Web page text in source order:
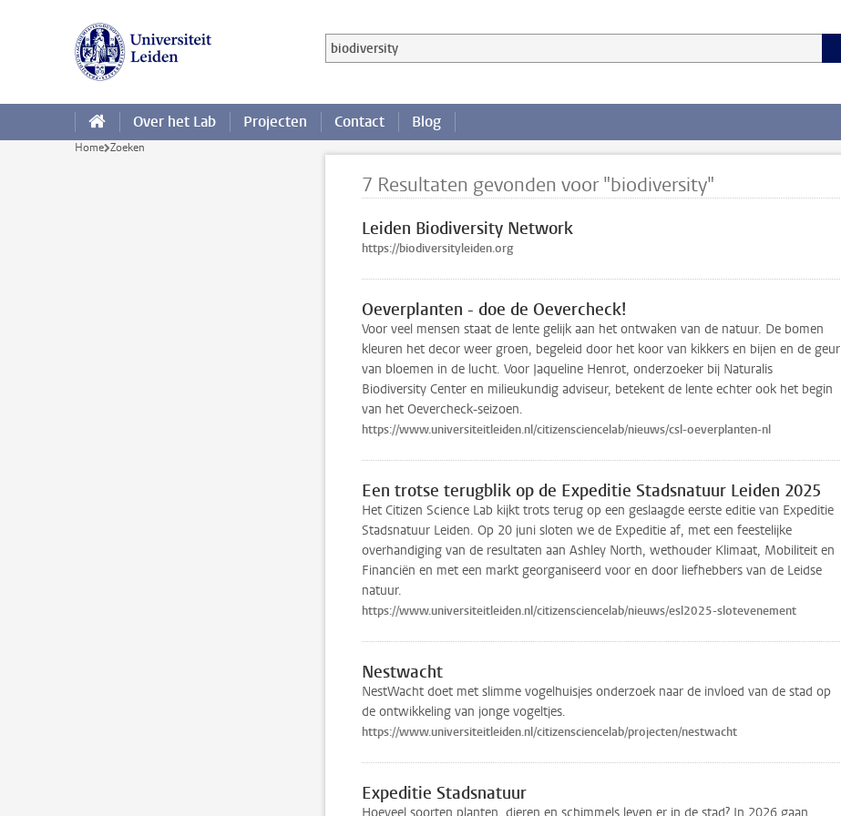
Zoek in deze website
Zoekterm
Over het Lab Projecten Contact Blog
Home Zoeken
7 Resultaten gevonden voor "biodiversity"
Leiden Biodiversity Network
https://biodiversityleiden.org
Oeverplanten - doe de Oevercheck!
Voor veel mensen staat de lente gelijk aan het ontwaken van de natuur. De bomen
kleuren het decor weer groen, begeleid door het koor van kikkers en bijen en de geur
van bloemen in de lucht. Voor Jaqueline Henrot, onderzoeker bij Naturalis
Biodiversity Center en milieukundig adviseur, betekent de lente echter ook het begin
van het Oevercheck-seizoen.
https://www.universiteitleiden.nl/citizensciencelab/nieuws/csl-oeverplanten-nl
Een trotse terugblik op de Expeditie Stadsnatuur Leiden 2025
Het Citizen Science Lab kijkt trots terug op een geslaagde eerste editie van Expeditie
Stadsnatuur Leiden. Op 20 juni sloten we de Expeditie af, met een feestelijke
overhandiging van de resultaten aan Ashley North, wethouder Klimaat, Mobiliteit en
Financiën en met een markt georganiseerd voor en door liefhebbers van de Leidse
natuur.
https://www.universiteitleiden.nl/citizensciencelab/nieuws/esl2025-slotevenement
Nestwacht
NestWacht doet met slimme vogelhuisjes onderzoek naar de invloed van de stad op
de ontwikkeling van jonge vogeltjes.
https://www.universiteitleiden.nl/citizensciencelab/projecten/nestwacht
Expeditie Stadsnatuur